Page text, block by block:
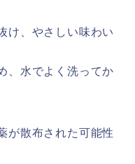
け、やさしい味わい
、水でよく洗ってか
が散布された可能性